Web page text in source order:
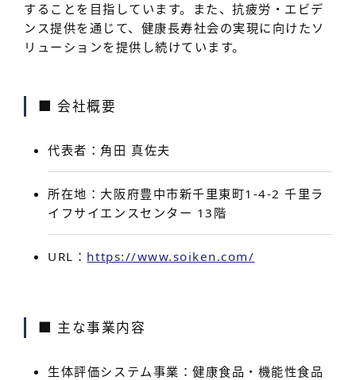
することを目指しています。また、抗疲労・エビデ
ンス提供を通じて、健康長寿社会の実現に向けたソ
リューションを提供し続けています。
■ 会社概要
代表者 ：角田 真佐夫
所在地 ：大阪府豊中市新千里東町1-4-2 千里ラ
イフサイエンスセンター 13階
URL ： https://www.soiken.com/
■ 主な事業内容
生体評価システム事業 ：健康食品・機能性食品